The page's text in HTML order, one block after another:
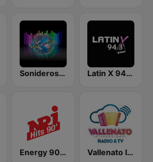
Sonideros Cumbiamberos Latin X 94.3 FM
Energy 90's Only Vallenato Internacional